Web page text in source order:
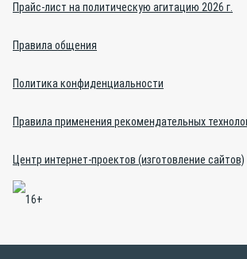
Прайс-лист на политическую агитацию 2026 г.
Правила общения
Политика конфиденциальности
Правила применения рекомендательных
Центр интернет-проектов (изготовление сайтов)